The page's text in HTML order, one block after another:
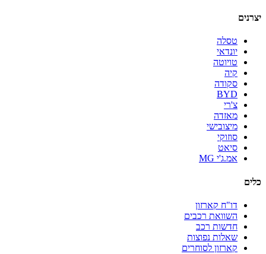
יצרנים
טסלה
יונדאי
טויוטה
קיה
סקודה
BYD
צ'רי
מאזדה
מיצובישי
סוזוקי
סיאט
אמ.ג'י MG
כלים
דו"ח קארזון
השוואת רכבים
חדשות רכב
שאלות נפוצות
קארזון לסוחרים